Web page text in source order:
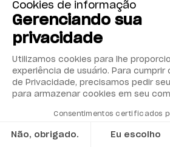
Veja nossos
Visite nossa biblioteca de
podcasts e muito
Veja mais
Cookies de informação
Gerenciando sua
privacidade
Utilizamos cookies para lhe
experiência de usuário. Para cumprir
de Privacidade, precisamos pedir
para armazenar cookies em seu
Consentimentos certificados
Não, obrigado. Eu escolho